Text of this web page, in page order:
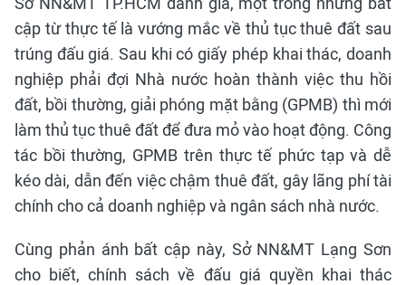
cập từ thực tế là vướng mắc về thủ tục thuê đất sau
trúng đấu giá. Sau khi có giấy phép khai thác, doanh
nghiệp phải đợi Nhà nước hoàn thành việc thu hồi
đất, bồi thường, giải phóng mặt bằng (GPMB) thì mới
làm thủ tục thuê đất để đưa mỏ vào hoạt động. Công
tác bồi thường, GPMB trên thực tế phức tạp và dễ
kéo dài, dẫn đến việc chậm thuê đất, gây lãng phí tài
chính cho cả doanh nghiệp và ngân sách nhà nước.
Cùng phản ánh bất cập này, Sở NN&MT Lạng Sơn
cho biết, chính sách về đấu giá quyền khai thác